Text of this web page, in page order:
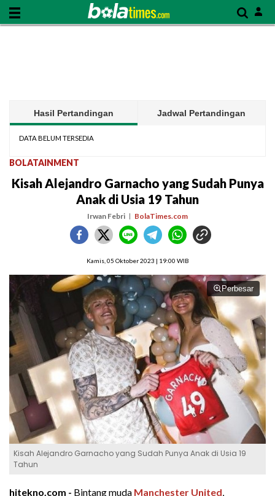
Hasil Pertandingan Jadwal Pertandingan
DATA BELUM TERSEDIA
BOLATAINMENT
Kisah Alejandro Garnacho yang Sudah Punya
Anak di Usia 19 Tahun
Irwan Febri BolaTimes.com
Kamis, 05 Oktober 2023 | 19:00 WIB
Perbesar
Kisah Alejandro Garnacho yang Sudah Punya Anak di Usia 19
Tahun
hitekno.com - Bintang muda Manchester United,